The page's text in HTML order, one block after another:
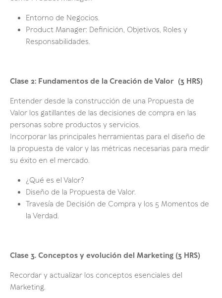
Entorno de Negocios.
Product Manager: Definición, Objetivos, Roles y
Responsabilidades.
Clase 2: Fundamentos de la Creación de Valor (3 HRS)
Entender desde la construcción de una Propuesta de
Valor los gatillantes de las decisiones de compra en las
personas sobre productos y servicios.
Incorporar las principales herramientas para el diseño de
la propuesta de valor y las métricas necesarias para medir
su éxito en el mercado.
¿Qué es el Valor?
Diseño de la Propuesta de Valor.
Travesía de Decisión de Compra y los 5 Momentos de
la Verdad.
Clase 3. Conceptos y evolución del Marketing (3 HRS)
Recordar y actualizar los conceptos esenciales del
Marketing.